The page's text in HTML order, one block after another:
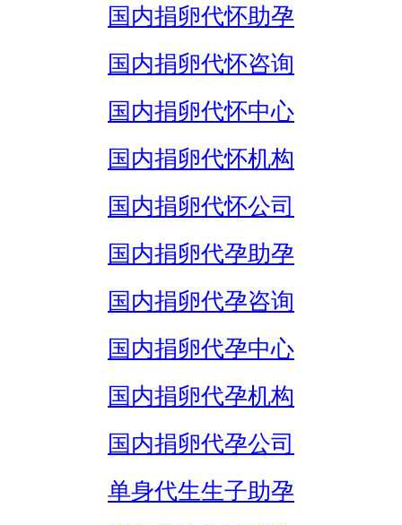
国内捐卵代怀助孕
国内捐卵代怀咨询
国内捐卵代怀中心
国内捐卵代怀机构
国内捐卵代怀公司
国内捐卵代孕助孕
国内捐卵代孕咨询
国内捐卵代孕中心
国内捐卵代孕机构
国内捐卵代孕公司
单身代生生子助孕